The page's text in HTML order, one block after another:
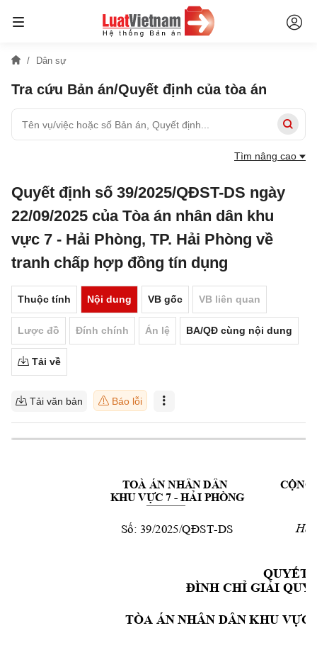
Dân sự
Tra cứu Bản án/Quyết định của tòa án
Tìm nâng cao
Quyết định số 39/2025/QĐST-DS ngày
22/09/2025 của Tòa án nhân dân khu
vực 7 - Hải Phòng, TP. Hải Phòng về
tranh chấp hợp đồng tín dụng
Thuộc tính Nội dung VB gốc VB liên quan
Lược đồ Đính chính Án lệ BA/QĐ cùng nội dung
Tải về
Tải văn bản Báo lỗi
TOÀ ÁN NHÂN DÂN
KHU VỰC 7 - HẢI PHÒNG
CỘNG
Số: 39/2025/QĐST-DS Hải
QUYẾT
ĐÌNH CHỈ GIẢI Q
TÒA ÁN NHÂN DÂN KHU VỰC